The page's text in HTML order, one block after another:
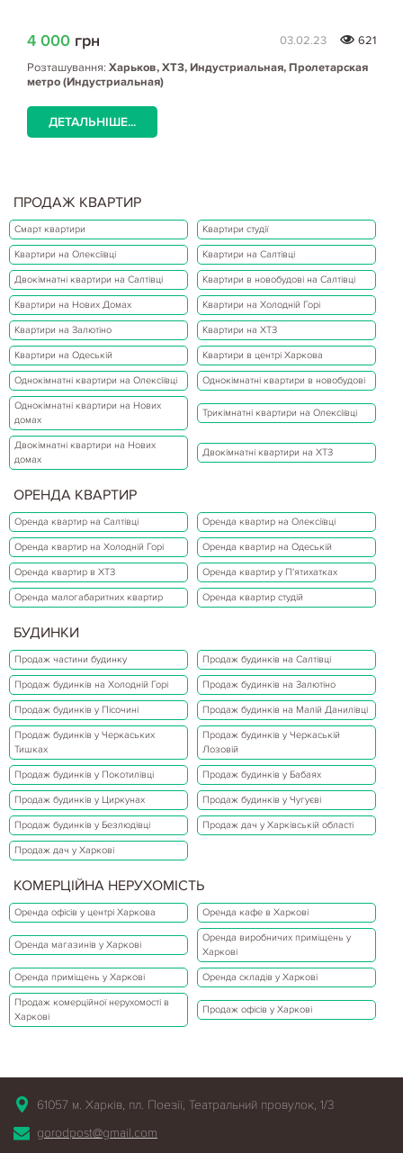
4 000 грн 03.02.23
621
Розташування: Харьков, ХТЗ, Индустриальная, Пролетарская
метро (Индустриальная)
ДЕТАЛЬНІШЕ...
ПРОДАЖ КВАРТИР
Смарт квартири Квартири студії
Квартири на Олексіївці Квартири на Салтівці
Двокімнатні квартири на Салтівці Квартири в новобудові на Салтівці
Квартири на Нових Домах Квартири на Холодній Горі
Квартири на Залютіно Квартири на ХТЗ
Квартири на Одеській Квартири в центрі Харкова
Однокімнатні квартири на Олексіївці Однокімнатні квартири в новобудові
Однокімнатні квартири на Нових
домах
Трикімнатні квартири на Олексіївці
Двокімнатні квартири на Нових
домах
Двокімнатні квартири на ХТЗ
ОРЕНДА КВАРТИР
Оренда квартир на Салтівці Оренда квартир на Олексіївці
Оренда квартир на Холодній Горі Оренда квартир на Одеській
Оренда квартир в ХТЗ Оренда квартир у П'ятихатках
Оренда малогабаритних квартир Оренда квартир студій
БУДИНКИ
Продаж частини будинку Продаж будинків на Салтівці
Продаж будинків на Холодній Горі Продаж будинків на Залютіно
Продаж будинків у Пісочині Продаж будинків на Малій Данилівці
Продаж будинків у Черкаських
Тишках
Продаж будинків у Черкаській
Лозовій
Продаж будинків у Покотилівці Продаж будинків у Бабаях
Продаж будинків у Циркунах Продаж будинків у Чугуєві
Продаж будинків у Безлюдівці Продаж дач у Харківській області
Продаж дач у Харкові
КОМЕРЦІЙНА НЕРУХОМІСТЬ
Оренда офісів у центрі Харкова Оренда кафе в Харкові
Оренда магазинів у Харкові
Оренда виробничих приміщень у
Харкові
Оренда приміщень у Харкові Оренда складів у Харкові
Продаж комерційної нерухомості в
Харкові
Продаж офісів у Харкові
61057 м. Харків, пл. Поезії, Театральний провулок, 1/3
gorodpost@gmail.com